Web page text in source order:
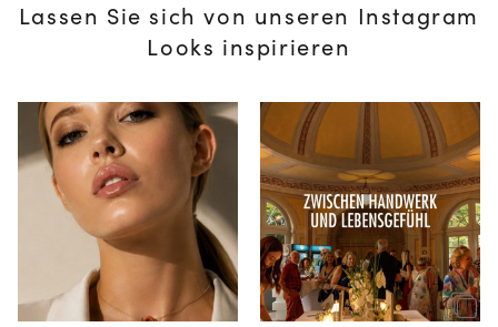
Lassen Sie sich von unseren Instagram
Looks inspirieren